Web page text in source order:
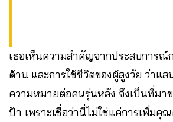
เธอเห็นความสำคัญจากประสบการณ์
ด้าน และการใช้ชีวิตของผู้สูงวัย ว่าแ
ความหมายต่อคนรุ่นหลัง จึงเป็นที่มาข
ป้า เพราะเชื่อว่านี่ไม่ใช่แค่การเพิ่มคุ